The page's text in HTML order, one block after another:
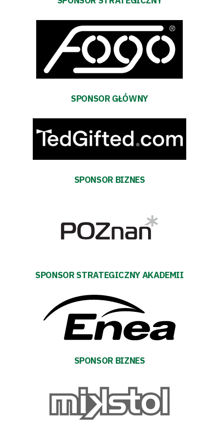
Sponsorzy
Trybuny
prywatności
#WARTOpobrać
pośredników
transakcyjnych
SPONSOR GŁÓWNY
SPONSOR BIZNES
SPONSOR STRATEGICZNY AKADEMII
SPONSOR BIZNES